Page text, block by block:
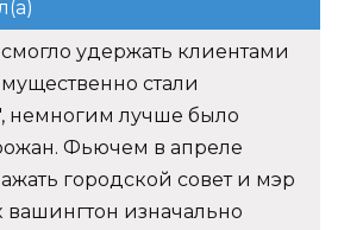
смогло удержать клиентами
стали
немногим лучше было
Фьючем в апреле
городской совет и мэр
изначально